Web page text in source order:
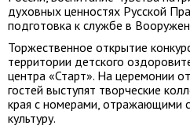
духовных ценностях Русской
подготовка к службе в
Торжественное открытие
территории детского
центра «Старт». На церемонии
гостей выступят творческие
края с номерами, отражающими
культуру.